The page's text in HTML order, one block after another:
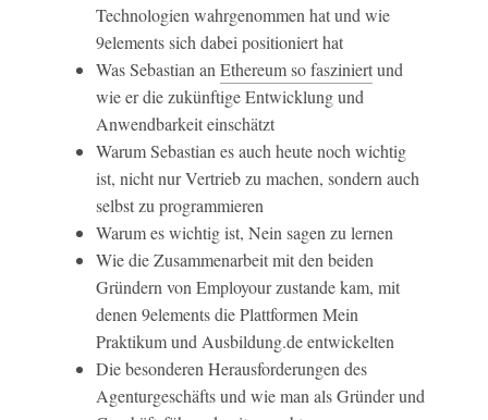
Technologien wahrgenommen hat und wie
9elements sich dabei positioniert hat
Was Sebastian an Ethereum so fasziniertund
wie er die zukünftige Entwicklung und
Anwendbarkeit einschätzt
Warum Sebastian es auch heute noch wichtig
ist, nicht nur Vertrieb zu machen, sondern auch
selbst zu programmieren
Warum es wichtig ist, Nein sagen zu lernen
Wie die Zusammenarbeit mit den beiden
Gründern von Employour zustande kam, mit
denen 9elements die Plattformen Mein
Praktikum und Ausbildung.de entwickelten
Die besonderen Herausforderungen des
Agenturgeschäfts und wie man als Gründer und